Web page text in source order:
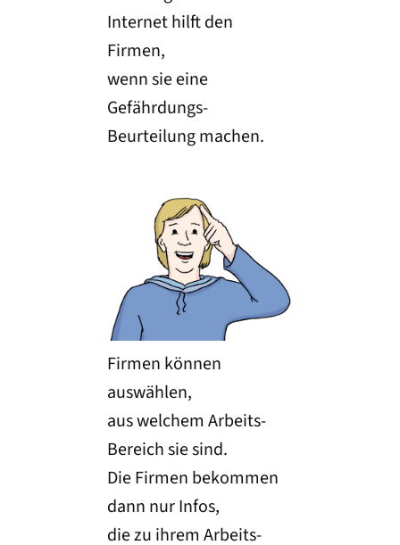
Internet hilft den
Firmen,
wenn sie eine
Gefährdungs-
Beurteilung machen.
Firmen können
auswählen,
aus welchem Arbeits-
Bereich sie sind.
Die Firmen bekommen
dann nur Infos,
die zu ihrem Arbeits-